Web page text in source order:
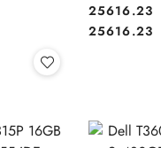
Cena:
25616.23
Cena:
25616.23